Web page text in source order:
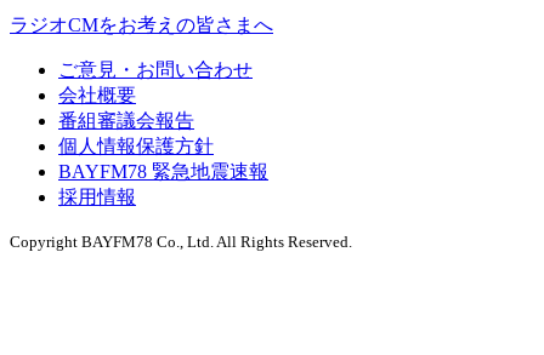
ラジオCMをお考えの皆さまへ
ご意見・お問い合わせ
会社概要
番組審議会報告
個人情報保護方針
BAYFM78 緊急地震速報
採用情報
Copyright BAYFM78 Co., Ltd. All Rights Reserved.